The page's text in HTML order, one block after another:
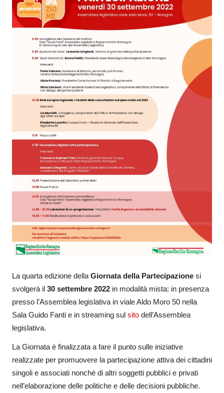
La quarta edizione della Giornata della Partecipazione si
svolgerà il 30 settembre 2022 in modalità mista: in presenza
presso l’Assemblea legislativa in viale Aldo Moro 50 nella
Sala Guido Fanti e in streaming sul sito dell’Assemblea
legislativa.
La Giornata è finalizzata a fare il punto sulle iniziative
realizzate per promuovere la partecipazione attiva dei cittadini
singoli e associati nonché di altri soggetti pubblici e privati
nell’elaborazione delle politiche e delle decisioni pubbliche.